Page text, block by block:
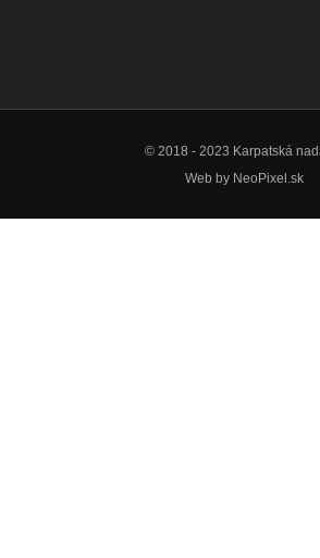
© 2018 - 2023 Karpatská
Web by NeoPixel.sk